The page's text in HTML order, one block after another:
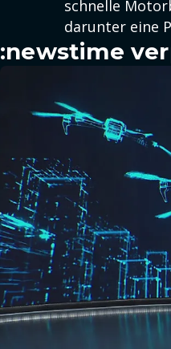
schnelle
darunter eine
:newstime